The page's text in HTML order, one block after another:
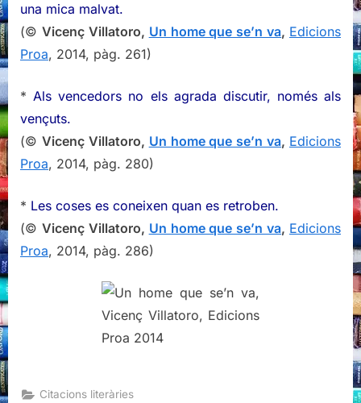
una mica malvat.
(© Vicenç Villatoro, Un home que se’n va, Edicions
Proa, 2014, pàg. 261)
*Als vencedors no els agrada discutir, només als
vençuts.
(© Vicenç Villatoro, Un home que se’n va, Edicions
Proa, 2014, pàg. 280)
* Les coses es coneixen quan es retroben.
(© Vicenç Villatoro, Un home que se’n va, Edicions
Proa, 2014, pàg. 286)
Citacions literàries